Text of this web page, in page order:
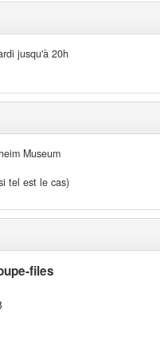
jusqu'à 20h
Museum
tel est le cas)
files